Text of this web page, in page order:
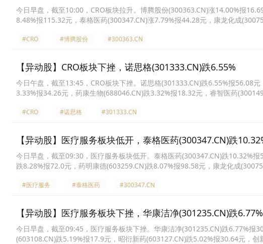
今日早盘，截至10:00，CRO板块拉升。博腾股份(300363.CN)涨14.00%报
8.48%报115.32元，泰格医药(300347.CN)涨7.79%报44.28元，康龙化成
#CRO #博腾股份 #300363.CN
【异动股】CRO板块下挫，诺思格(301333.CN)跌6.55%
今日午盘，截至13:45，CRO板块下挫。诺思格(301333.CN)跌6.55%报56.08
3.33%报34.26元，药康生物(688046.CN)跌3.32%报18.32元，睿智医药
#CRO #诺思格 #301333.CN
【异动股】医疗服务板块低开，泰格医药(300347.CN)跌
今日早盘，截至09:30，医疗服务板块低开。泰格医药(300347.CN)跌10.32%
跌8.28%报72.0元，药明康德(603259.CN)跌8.07%报98.58元，康龙化成
#医疗服务 #泰格医药 #300347.CN
【异动股】医疗服务板块下挫，华康洁净(301235.CN)跌6.77%
今日早盘，截至09:45，医疗服务板块下挫。华康洁净(301235.CN)跌6.77%报
(603108.CN)跌5.19%报17.9元，昭衍新药(603127.CN)跌5.02%报30.64元，